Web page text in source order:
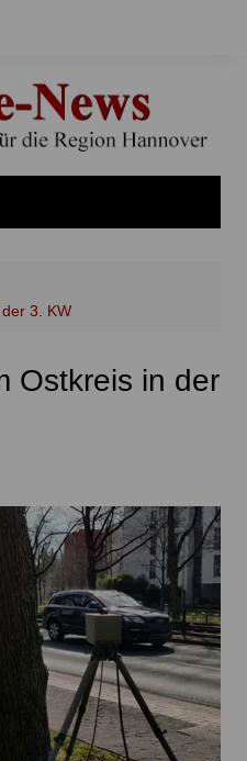
3. KW
Ostkreis in der